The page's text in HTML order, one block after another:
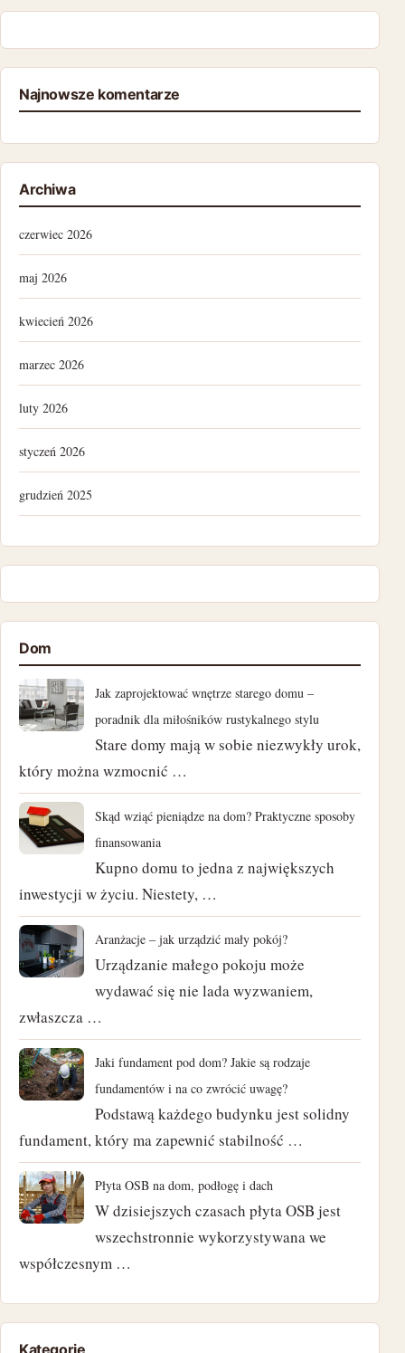
Najnowsze komentarze
Archiwa
czerwiec 2026
maj 2026
kwiecień 2026
marzec 2026
luty 2026
styczeń 2026
grudzień 2025
listopad 2024
październik 2024
wrzesień 2024
lipiec 2024
czerwiec 2024
maj 2024
kwiecień 2024
marzec 2024
luty 2024
styczeń 2024
listopad 2023
październik 2023
czerwiec 2023
luty 2023
styczeń 2023
Dom
Jak zaprojektować wnętrze starego domu –
poradnik dla miłośników rustykalnego stylu
Stare domy mają w sobie niezwykły urok,
który można wzmocnić …
Skąd wziąć pieniądze na dom? Praktyczne sposoby
finansowania
Kupno domu to jedna z największych
inwestycji w życiu. Niestety, …
Aranżacje – jak urządzić mały pokój?
Urządzanie małego pokoju może
wydawać się nie lada wyzwaniem,
zwłaszcza …
Jaki fundament pod dom? Jakie są rodzaje
fundamentów i na co zwrócić uwagę?
Podstawą każdego budynku jest solidny
fundament, który ma zapewnić stabilność …
Płyta OSB na dom, podłogę i dach
W dzisiejszych czasach płyta OSB jest
wszechstronnie wykorzystywana we
współczesnym …